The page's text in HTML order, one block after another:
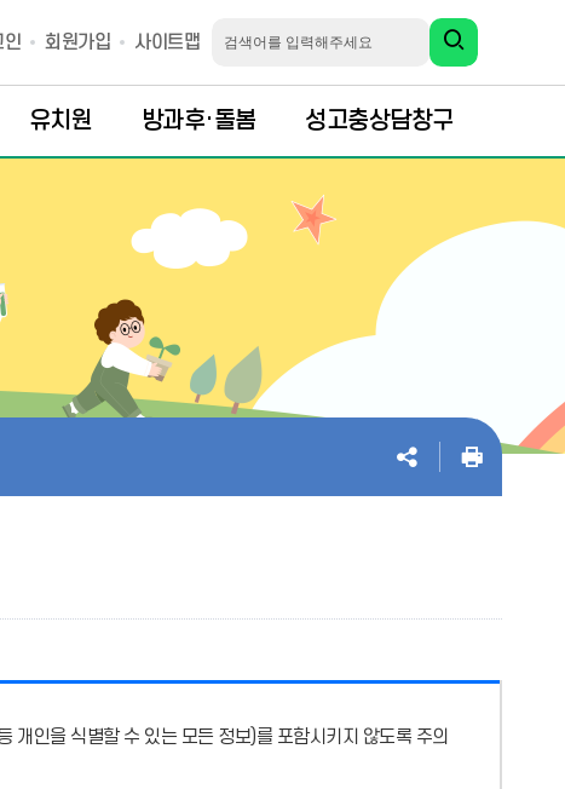
인 회원가입 사이트맵
유치원 방과후·돌봄 성고충상담창구
인을 식별할 수 있는 모든 정보)를 포함시키지 않도록 주의